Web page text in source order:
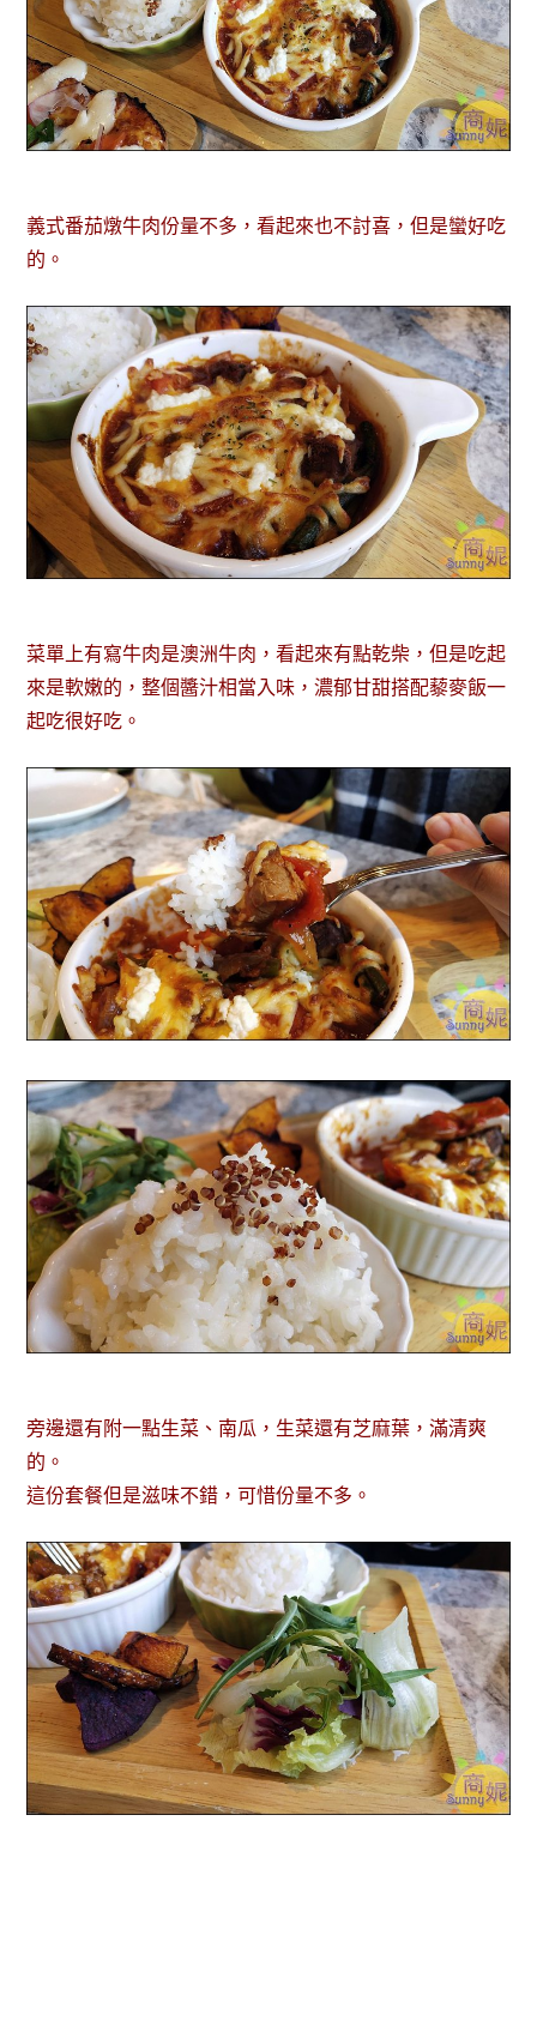
義式番茄燉牛肉份量不多，看起來也不討喜，但是蠻好吃
的。
菜單上有寫牛肉是澳洲牛肉，看起來有點乾柴，但是吃起
來是軟嫩的，整個醬汁相當入味，濃郁甘甜搭配藜麥飯一
起吃很好吃。
旁邊還有附一點生菜、南瓜，生菜還有芝麻葉，滿清爽
的。
這份套餐但是滋味不錯，可惜份量不多。